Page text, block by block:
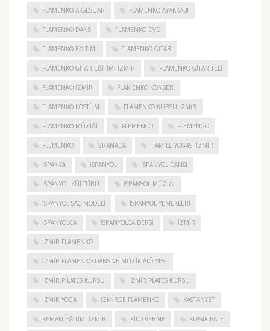
FLAMENKO AKSESUAR FLAMENKO AYAKKABI
FLAMENKO DANS FLAMENKO DVD
FLAMENKO EĞITIMI FLAMENKO GITAR
FLAMENKO GITAR EĞITIMI İZMIR FLAMENKO GITAR TELI
FLAMENKO IZMIR FLAMENKO KONSER
FLAMENKO KOSTÜM FLAMENKO KURSU İZMIR
FLAMENKO MÜZIĞI FLEMENCO FLEMENGO
FLEMENKO GRANADA HAMILE YOGASI İZMIR
ISPANYA İSPANYOL İSPANYOL DANSI
İSPANYOL KÜLTÜRÜ İSPANYOL MÜZIĞI
İSPANYOL SAÇ MODELI İSPANYOL YEMEKLERI
İSPANYOLCA İSPANYOLCA DERSI IZMIR
IZMIR FLAMENKO
İZMIR FLAMENKO DANS VE MÜZIK ATÖLYESI
İZMIR PILATES KURSU İZMIR PLATES KURSU
İZMIR YOGA IZMIRDE FLAMENKO KASTANYET
KEMAN EĞITIMI İZMIR KILO VERME KLASIK BALE